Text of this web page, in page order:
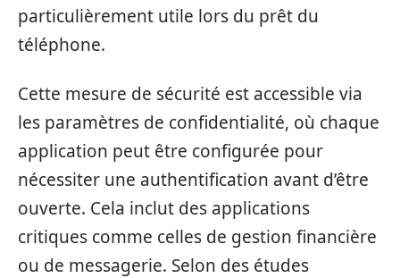
particulièrement utile lors du prêt du
téléphone.
Cette mesure de sécurité est accessible via
les paramètres de confidentialité, où chaque
application peut être configurée pour
nécessiter une authentification avant d’être
ouverte. Cela inclut des applications
critiques comme celles de gestion financière
ou de messagerie. Selon des études